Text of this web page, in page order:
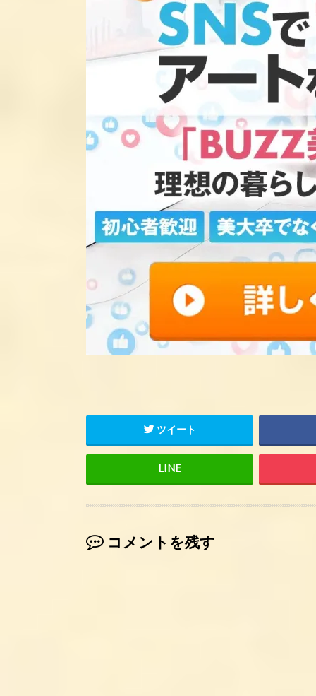
ツイート
コメントを残す